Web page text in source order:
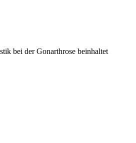
bei der Gonarthrose beinhaltet